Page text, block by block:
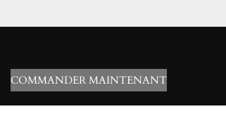
COMMANDER MAINTENANT